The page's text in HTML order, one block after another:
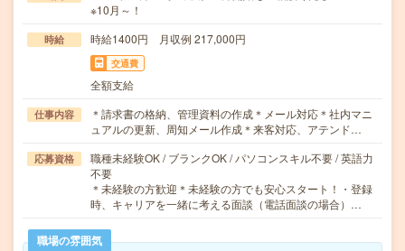
※10月～！
時給 時給1400円 月収例 217,000円
交通費
全額支給
仕事内容
＊請求書の格納、管理資料の作成＊メール対応＊社内マニ
ュアルの更新、周知メール作成＊来客対応、アテンド…
応募資格
職種未経験OK / ブランクOK / パソコンスキル不要 / 英語力
不要
＊未経験の方歓迎＊未経験の方でも安心スタート！・登録
時、キャリアを一緒に考える面談（電話面談の場合）…
職場の雰囲気